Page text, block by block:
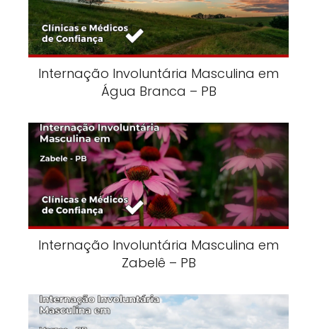
Internação Involuntária Masculina em
Água Branca – PB
Internação Involuntária Masculina em
Zabelê – PB